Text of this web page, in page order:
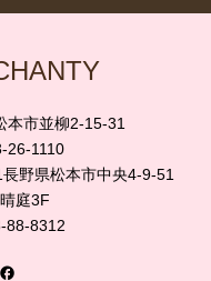
本市並柳2-15-31
1110
野県松本市中央4-9-51
庭3F
8312